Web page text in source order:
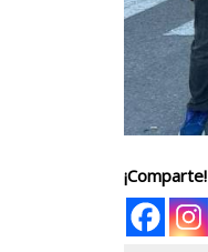
¡Comparte!